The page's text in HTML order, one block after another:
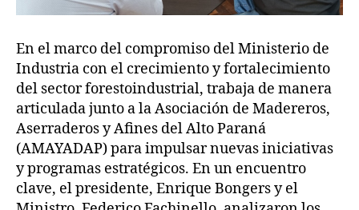
En el marco del compromiso del Ministerio de
Industria con el crecimiento y fortalecimiento
del sector forestoindustrial, trabaja de manera
articulada junto a la Asociación de Madereros,
Aserraderos y Afines del Alto Paraná
(AMAYADAP) para impulsar nuevas iniciativas
y programas estratégicos. En un encuentro
clave, el presidente, Enrique Bongers y el